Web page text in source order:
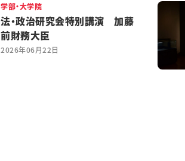
学部・大学院
法・政治研究会特別講演 加藤
前財務大臣
2026年06月22日